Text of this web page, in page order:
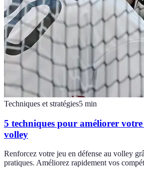
Techniques et stratégies5 min
5 techniques pour améliorer votre
volley
Renforcez votre jeu en défense au volley
pratiques. Améliorez rapidement vos